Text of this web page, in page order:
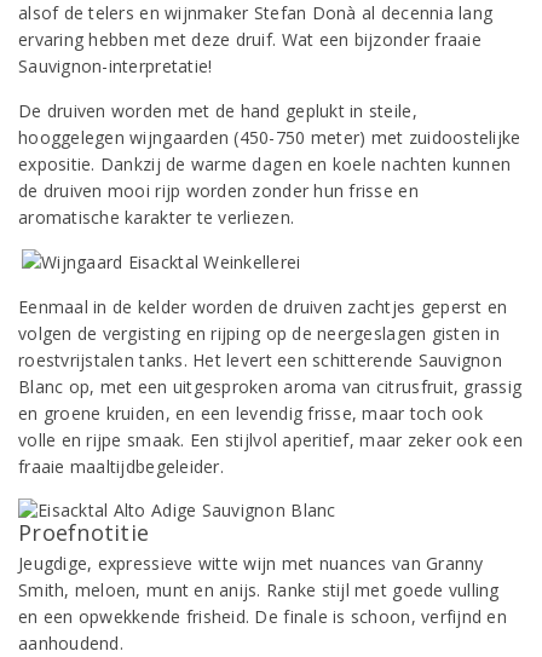
alsof de telers en wijnmaker Stefan Donà al decennia lang
ervaring hebben met deze druif. Wat een bijzonder fraaie
Sauvignon-interpretatie!
De druiven worden met de hand geplukt in steile,
hooggelegen wijngaarden (450-750 meter) met zuidoostelijke
expositie. Dankzij de warme dagen en koele nachten kunnen
de druiven mooi rijp worden zonder hun frisse en
aromatische karakter te verliezen.
Eenmaal in de kelder worden de druiven zachtjes geperst en
volgen de vergisting en rijping op de neergeslagen gisten in
roestvrijstalen tanks. Het levert een schitterende Sauvignon
Blanc op, met een uitgesproken aroma van citrusfruit, grassig
en groene kruiden, en een levendig frisse, maar toch ook
volle en rijpe smaak. Een stijlvol aperitief, maar zeker ook een
fraaie maaltijdbegeleider.
Proefnotitie
Jeugdige, expressieve witte wijn met nuances van Granny
Smith, meloen, munt en anijs. Ranke stijl met goede vulling
en een opwekkende frisheid. De finale is schoon, verfijnd en
aanhoudend.